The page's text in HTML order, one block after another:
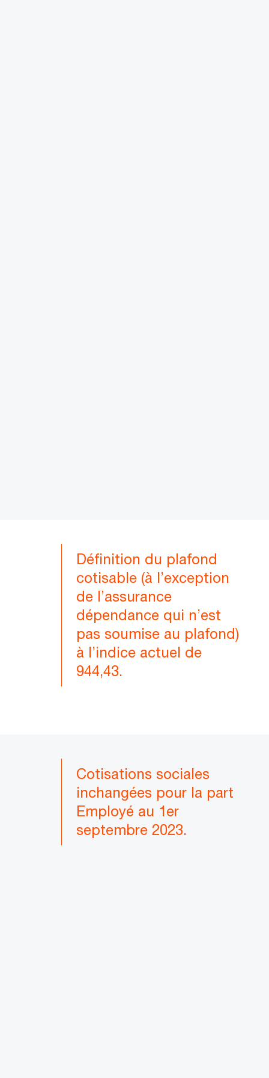
Définition du plafond
cotisable (à l’exception
de l’assurance
dépendance qui n’est
pas soumise au plafond)
à l’indice actuel de
944,43.
Cotisations sociales
inchangées pour la part
Employé au 1er
septembre 2023.